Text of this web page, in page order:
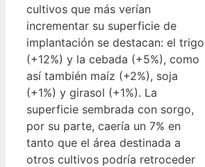
cultivos que más verían
incrementar su superficie de
implantación se destacan: el trigo
(+12%) y la cebada (+5%), como
así también maíz (+2%), soja
(+1%) y girasol (+1%). La
superficie sembrada con sorgo,
por su parte, caería un 7% en
tanto que el área destinada a
otros cultivos podría retroceder